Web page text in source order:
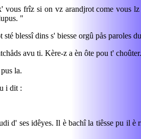
frîz si on vz arandjrot come vous
"
blessî dins s' biesse orgû pås paroles
avu ti. Kère-z a èn ôte pou t' choûter.
la.
i dit :
d' ses idêyes. Il è bachî la tiêsse pu il